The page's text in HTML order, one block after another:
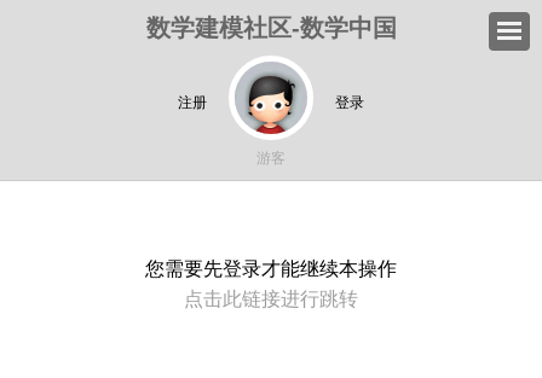
数学建模社区-数学中国
注册 登录
游客
您需要先登录才能继续本操作
点击此链接进行跳转